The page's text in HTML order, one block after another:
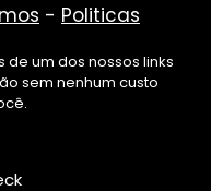
- Politicas
um dos nossos links
sem nenhum custo